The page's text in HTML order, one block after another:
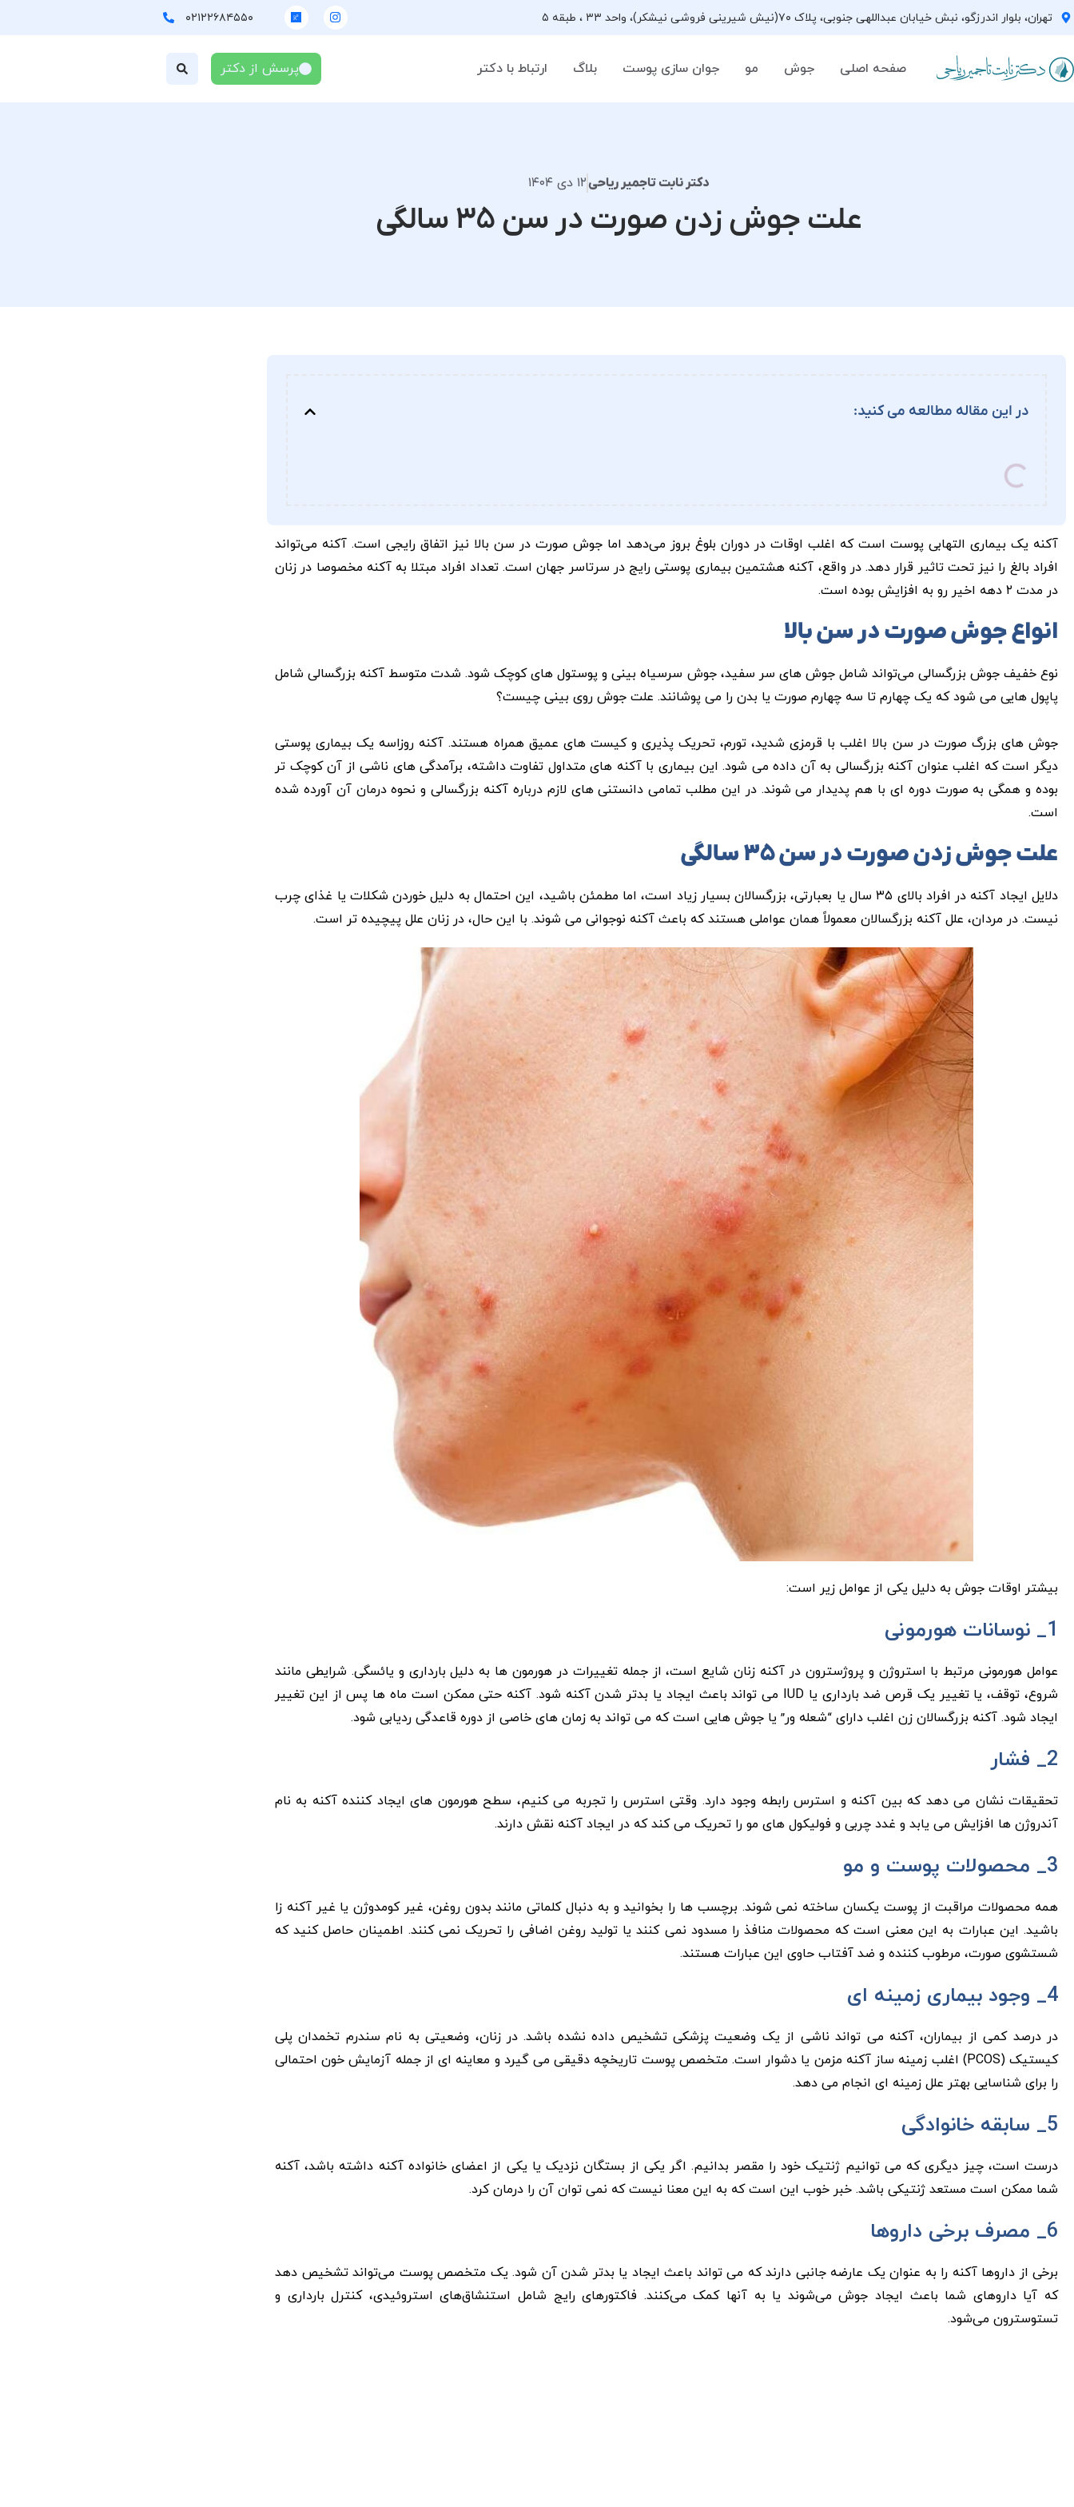
تهران، بلوار اندرزگو، نبش خیابان عبداللهی جنوبی، پلاک ۷۰(نیش شیرینی فروشی نیشکر)، واحد ۳۳ ، طبقه ۵ ۰۲۱۲۲۶۸۴۵۵۰
صفحه اصلی جوش مو جوان سازی پوست بلاگ ارتباط با دکتر پرسش از دکتر
دکتر نابت تاجمیر ریاحی۱۲ دی ۱۴۰۴
علت جوش زدن صورت در سن ۳۵ سالگی
در این مقاله مطالعه می کنید:
آکنه یک بیماری التهابی پوست است که اغلب اوقات در دوران بلوغ بروز می‌دهد اما جوش صورت در سن بالا نیز اتفاق رایجی است. آکنه می‌تواند
افراد بالغ را نیز تحت تاثیر قرار دهد. در واقع، آکنه هشتمین بیماری پوستی رایج در سرتاسر جهان است. تعداد افراد مبتلا به آکنه مخصوصا در زنان
در مدت ۲ دهه اخیر رو به افزایش بوده است.
انواع جوش صورت در سن بالا
نوع خفیف جوش بزرگسالی می‌تواند شامل جوش های سر سفید، جوش سرسیاه بینی و پوستول های کوچک شود. شدت متوسط آکنه بزرگسالی شامل
پاپول هایی می شود که یک چهارم تا سه چهارم صورت یا بدن را می پوشانند. علت جوش روی بینی چیست؟
جوش های بزرگ صورت در سن بالا اغلب با قرمزی شدید، تورم، تحریک پذیری و کیست های عمیق همراه هستند. آکنه روزاسه یک بیماری پوستی
دیگر است که اغلب عنوان آکنه بزرگسالی به آن داده می شود. این بیماری با آکنه های متداول تفاوت داشته، برآمدگی های ناشی از آن کوچک تر
بوده و همگی به صورت دوره ای با هم پدیدار می شوند. در این مطلب تمامی دانستنی های لازم درباره آکنه بزرگسالی و نحوه درمان آن آورده شده
است.
علت جوش زدن صورت در سن ۳۵ سالگی
دلایل ایجاد آکنه در افراد بالای ۳۵ سال یا بعبارتی، بزرگسالان بسیار زیاد است، اما مطمئن باشید، این احتمال به دلیل خوردن شکلات یا غذای چرب
نیست. در مردان، علل آکنه بزرگسالان معمولاً همان عواملی هستند که باعث آکنه نوجوانی می شوند. با این حال، در زنان علل پیچیده تر است.
بیشتر اوقات جوش به دلیل یکی از عوامل زیر است:
1_ نوسانات هورمونی
عوامل هورمونی مرتبط با استروژن و پروژسترون در آکنه زنان شایع است، از جمله تغییرات در هورمون ها به دلیل بارداری و یائسگی. شرایطی مانند
شروع، توقف، یا تغییر یک قرص ضد بارداری یا IUD می تواند باعث ایجاد یا بدتر شدن آکنه شود. آکنه حتی ممکن است ماه ها پس از این تغییر
ایجاد شود. آکنه بزرگسالان زن اغلب دارای “شعله ور” یا جوش هایی است که می تواند به زمان های خاصی از دوره قاعدگی ردیابی شود.
2_ فشار
تحقیقات نشان می دهد که بین آکنه و استرس رابطه وجود دارد. وقتی استرس را تجربه می کنیم، سطح هورمون های ایجاد کننده آکنه به نام
آندروژن ها افزایش می یابد و غدد چربی و فولیکول های مو را تحریک می کند که در ایجاد آکنه نقش دارند.
3_ محصولات پوست و مو
همه محصولات مراقبت از پوست یکسان ساخته نمی شوند. برچسب ها را بخوانید و به دنبال کلماتی مانند بدون روغن، غیر کومدوژن یا غیر آکنه زا
باشید. این عبارات به این معنی است که محصولات منافذ را مسدود نمی کنند یا تولید روغن اضافی را تحریک نمی کنند. اطمینان حاصل کنید که
شستشوی صورت، مرطوب کننده و ضد آفتاب حاوی این عبارات هستند.
4_ وجود بیماری زمینه ای
در درصد کمی از بیماران، آکنه می تواند ناشی از یک وضعیت پزشکی تشخیص داده نشده باشد. در زنان، وضعیتی به نام سندرم تخمدان پلی
کیستیک (PCOS) اغلب زمینه ساز آکنه مزمن یا دشوار است. متخصص پوست تاریخچه دقیقی می گیرد و معاینه ای از جمله آزمایش خون احتمالی
را برای شناسایی بهتر علل زمینه ای انجام می دهد.
5_ سابقه خانوادگی
درست است، چیز دیگری که می توانیم ژنتیک خود را مقصر بدانیم. اگر یکی از بستگان نزدیک یا یکی از اعضای خانواده آکنه داشته باشد، آکنه
شما ممکن است مستعد ژنتیکی باشد. خبر خوب این است که به این معنا نیست که نمی توان آن را درمان کرد.
6_ مصرف برخی داروها
برخی از داروها آکنه را به عنوان یک عارضه جانبی دارند که می تواند باعث ایجاد یا بدتر شدن آن شود. یک متخصص پوست می‌تواند تشخیص دهد
که آیا داروهای شما باعث ایجاد جوش می‌شوند یا به آنها کمک می‌کنند. فاکتورهای رایج شامل استنشاق‌های استروئیدی، کنترل بارداری و
تستوسترون می‌شود.